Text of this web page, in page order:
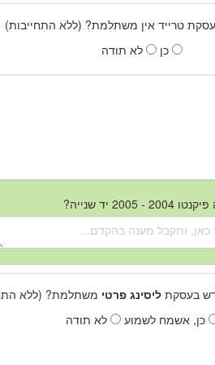
עסקת טרייד אין משתלמת? (ללא התחייבות)
כן
לא תודה
יד שנייה?
בעסקתליסינג פרטי משתלמת? (ללא
כן, אשמח לשמוע
לא תודה